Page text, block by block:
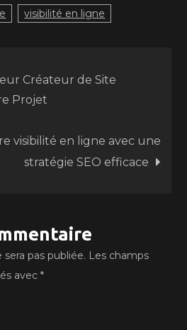
visibilité en ligne
Créateur de Site
Projet
visibilité en ligne avec une
stratégie SEO efficace
pas publiée. Les champs
avec*